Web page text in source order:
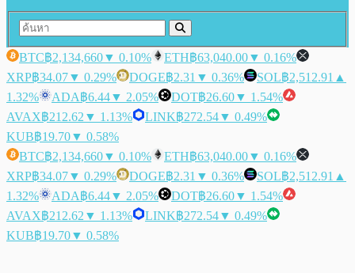
BTC฿2,134,660▼ 0.10% ETH฿63,040.00▼ 0.16%
XRP฿34.07▼ 0.29% DOGE฿2.31 ▼ 0.36% SOL฿2,512.91 ▲
1.32%
ADA฿6.44▼ 2.05% DOT฿26.60▼ 1.54%
AVAX฿212.62 ▼ 1.13% LINK฿272.54▼ 0.49%
KUB฿19.70▼ 0.58%
BTC฿2,134,660▼ 0.10% ETH฿63,040.00▼ 0.16%
XRP฿34.07▼ 0.29% DOGE฿2.31 ▼ 0.36% SOL฿2,512.91 ▲
1.32%
ADA฿6.44▼ 2.05% DOT฿26.60▼ 1.54%
AVAX฿212.62 ▼ 1.13% LINK฿272.54▼ 0.49%
KUB฿19.70▼ 0.58%